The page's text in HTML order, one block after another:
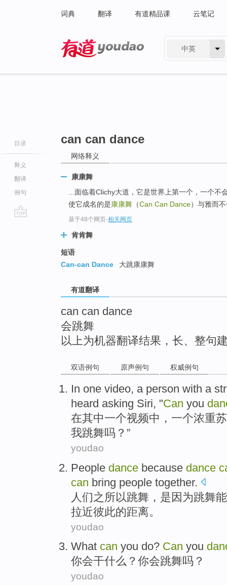
词典 翻译 有道精品课 云笔记
中英
目录
释义
翻译
例句
can can dance
网络释义
康康舞
...面临着Clichy大道，它是世界上第一个，一个
使它成名的是康康舞 （Can Can Dance）与雅而
基于48个网页-相关网页
肯肯舞
短语
Can-can Dance
大跳康康舞
有道翻译
can can dance
会跳舞
以上为机器翻译结果，长、整句
双语例句 原声例句 权威例句
In one video, a person with a
heard asking Siri, "Can you
在其中一个视频中， 一个浓重
我跳舞吗？”
youdao
People dance because dance
can bring people together.
人们之所以跳舞 ， 是因为跳舞能
拉近彼此的距离。
youdao
What can you do? Can you
你会干什么 ？你会跳舞吗？
youdao